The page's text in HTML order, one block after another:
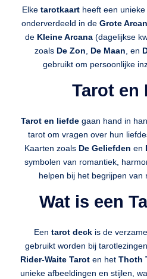
Elke tarotkaartheeft een unieke
onderverdeeld in de Grote
de Kleine Arcana(dagelijkse
zoals De Zon, De Maan, en
gebruikt om persoonlijke
Tarot en
Tarot en liefde gaan hand in
tarot om vragen over hun
Kaarten zoals De Geliefden en
symbolen van romantiek,
helpen bij het begrijpen van
Wat is een
Een tarot deckis de
gebruikt worden bij
Rider-Waite Tarot en het Thoth
unieke afbeeldingen en stijlen,